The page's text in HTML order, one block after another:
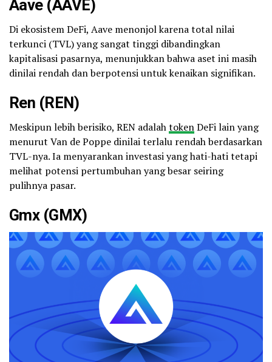
Aave (AAVE)
Di ekosistem DeFi, Aave menonjol karena total nilai
terkunci (TVL) yang sangat tinggi dibandingkan
kapitalisasi pasarnya, menunjukkan bahwa aset ini masih
dinilai rendah dan berpotensi untuk kenaikan signifikan.
Ren (REN)
Meskipun lebih berisiko, REN adalahtokenDeFi lain yang
menurut Van de Poppe dinilai terlalu rendah berdasarkan
TVL-nya. Ia menyarankan investasi yang hati-hati tetapi
melihat potensi pertumbuhan yang besar seiring
pulihnya pasar.
Gmx (GMX)